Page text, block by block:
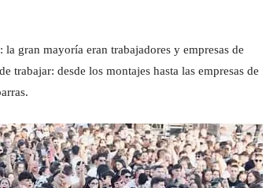
gran mayoría eran trabajadores y empresas de
trabajar: desde los montajes hasta las empresas de